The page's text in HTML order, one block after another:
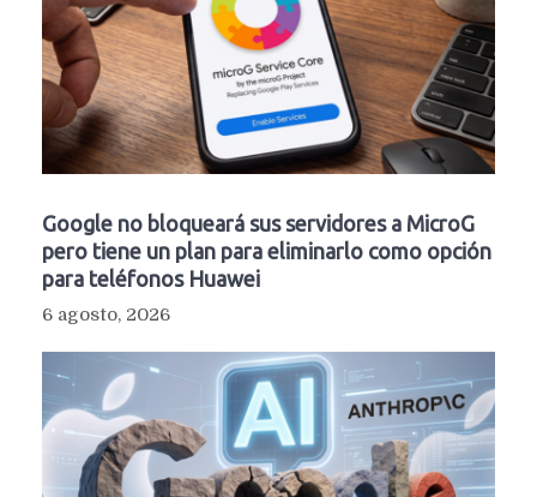
Google no bloqueará sus servidores a MicroG
pero tiene un plan para eliminarlo como opción
para teléfonos Huawei
6 agosto, 2026